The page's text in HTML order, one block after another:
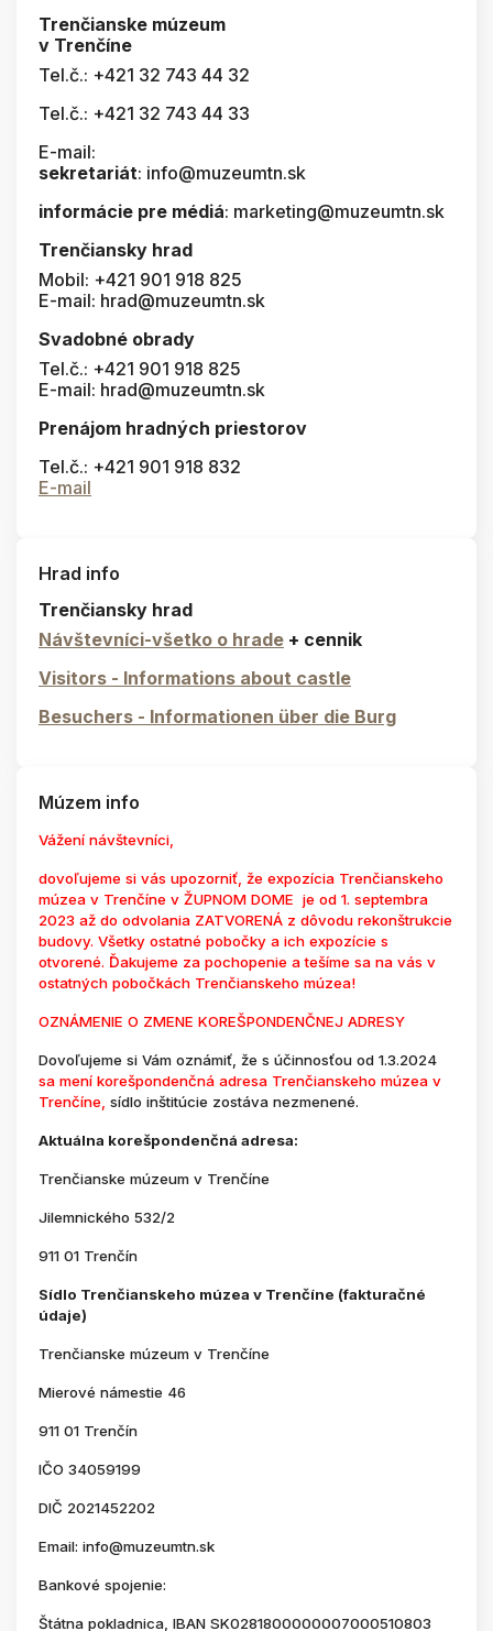
Trenčianske múzeum
v Trenčíne
Tel.č.: +421 32 743 44 32
Tel.č.: +421 32 743 44 33
E-mail:
sekretariát: info@muzeumtn.sk
informácie pre médiá: marketing@muzeumtn.sk
Trenčiansky hrad
Mobil: +421 901 918 825
E-mail: hrad@muzeumtn.sk
Svadobné obrady
Tel.č.: +421 901 918 825
E-mail: hrad@muzeumtn.sk
Prenájom hradných priestorov
Tel.č.: +421 901 918 832
E-mail
Hrad info
Trenčiansky hrad
Návštevníci-všetko o hrade + cennik
Visitors - Informations about castle
Besuchers - Informationen über die Burg
Múzem info
Vážení návštevníci,
dovoľujeme si vás upozorniť, že expozícia Trenčianskeho
múzea v Trenčíne v ŽUPNOM DOME je od 1. septembra
2023 až do odvolania ZATVORENÁ z dôvodu rekonštrukcie
budovy. Všetky ostatné pobočky a ich expozície s
otvorené. Ďakujeme za pochopenie a tešíme sa na vás v
ostatných pobočkách Trenčianskeho múzea!
OZNÁMENIE O ZMENE KOREŠPONDENČNEJ ADRESY
Dovoľujeme si Vám oznámiť, že s účinnosťou od 1.3.2024
sa mení korešpondenčná adresa Trenčianskeho múzea v
Trenčíne, sídlo inštitúcie zostáva nezmenené.
Aktuálna korešpondenčná adresa:
Trenčianske múzeum v Trenčíne
Jilemnického 532/2
911 01 Trenčín
Sídlo Trenčianskeho múzea v Trenčíne (fakturačné
údaje)
Trenčianske múzeum v Trenčíne
Mierové námestie 46
911 01 Trenčín
IČO 34059199
DIČ 2021452202
Email: info@muzeumtn.sk
Bankové spojenie:
Štátna pokladnica, IBAN SK0281800000007000510803